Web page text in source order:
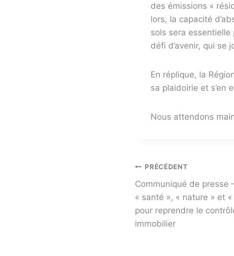
des émissions «
lors, la capacité
sols sera essentielle
défi d’avenir, qui se
En réplique, la
sa plaidoirie et s’en
Nous attendons
Navigation
de
l’article
PRÉCÉDENT
Communiqué de presse
« santé », « nature » et
pour reprendre le
immobilier